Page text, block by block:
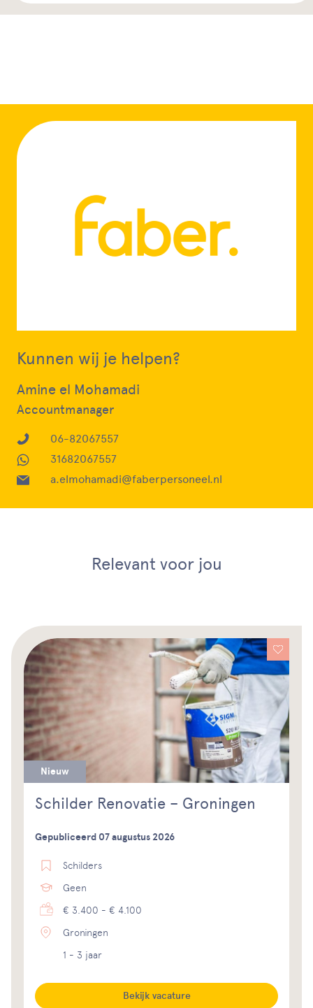
Kunnen wij je helpen?
Amine el Mohamadi
Accountmanager
06-82067557
31682067557
a.elmohamadi@faberpersoneel.nl
Relevant voor jou
Nieuw
Schilder Renovatie – Groningen
Gepubliceerd 07 augustus 2026
Schilders
Geen
€ 3.400 - € 4.100
Groningen
1 - 3 jaar
Bekijk vacature